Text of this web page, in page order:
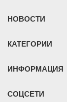
НОВОСТИ
КАТЕГОРИИ
ИНФОРМАЦИЯ
СОЦСЕТИ